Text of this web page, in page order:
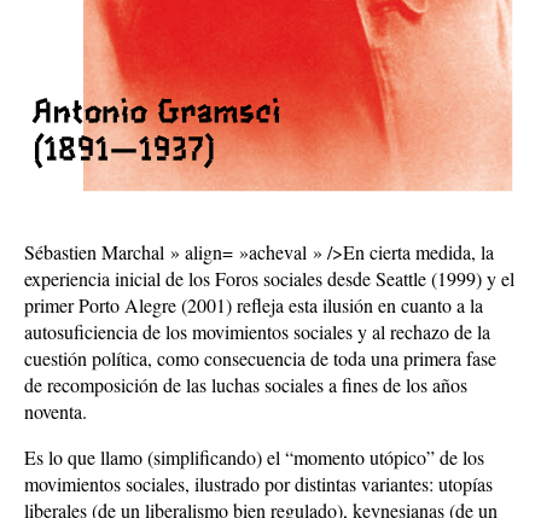
Sébastien Marchal » align= »acheval » />En cierta medida, la
experiencia inicial de los Foros sociales desde Seattle (1999) y el
primer Porto Alegre (2001) refleja esta ilusión en cuanto a la
autosuficiencia de los movimientos sociales y al rechazo de la
cuestión política, como consecuencia de toda una primera fase
de recomposición de las luchas sociales a fines de los años
noventa.
Es lo que llamo (simplificando) el “momento utópico” de los
movimientos sociales, ilustrado por distintas variantes: utopías
liberales (de un liberalismo bien regulado), keynesianas (de un